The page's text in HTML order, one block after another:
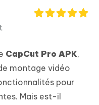
CapCut Pro APK,
montage vidéo
pour
Mais est-il